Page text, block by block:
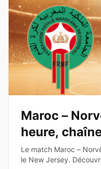
Maroc –
heure,
test avant le
Le match Maroc –
le New Jersey.